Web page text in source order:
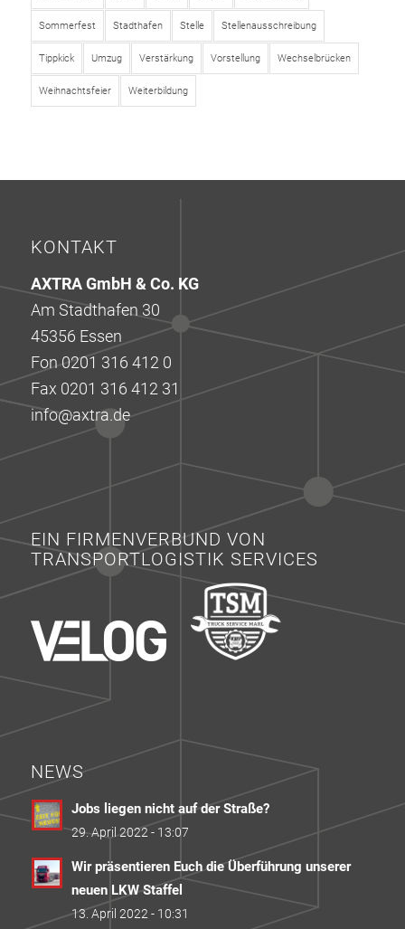
Sommerfest Stadthafen Stelle Stellenausschreibung
Tippkick Umzug Verstärkung Vorstellung Wechselbrücken
Weihnachtsfeier Weiterbildung
KONTAKT
AXTRA GmbH & Co. KG
Am Stadthafen 30
45356 Essen
Fon 0201 316 412 0
Fax 0201 316 412 31
info@axtra.de
EIN FIRMENVERBUND VON
TRANSPORTLOGISTIK SERVICES
NEWS
Jobs liegen nicht auf der Straße?
29. April 2022 - 13:07
Wir präsentieren Euch die Überführung unserer
neuen LKW Staffel
13. April 2022 - 10:31